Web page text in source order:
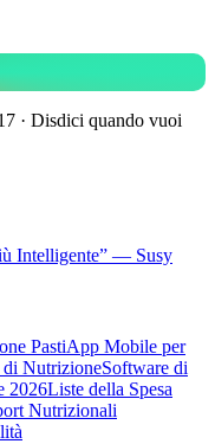
· Disdici quando vuoi
Intelligente” — Susy
PastiApp Mobile per
di NutrizioneSoftware di
2026Liste della Spesa
Nutrizionali